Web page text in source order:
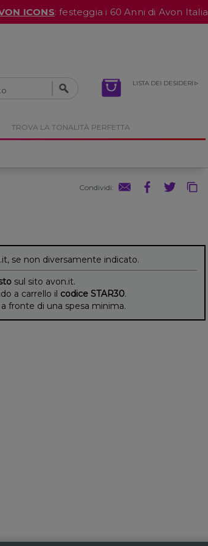
ICONS: festeggia i 60 Anni di Avon Italia
LISTA DEI DESIDERI
TROVA LA TONALITÀ PERFETTA
Condividi:
se non diversamente indicato.
sul sito avon.it.
a carrello il codice STAR30.
fronte di una spesa minima.